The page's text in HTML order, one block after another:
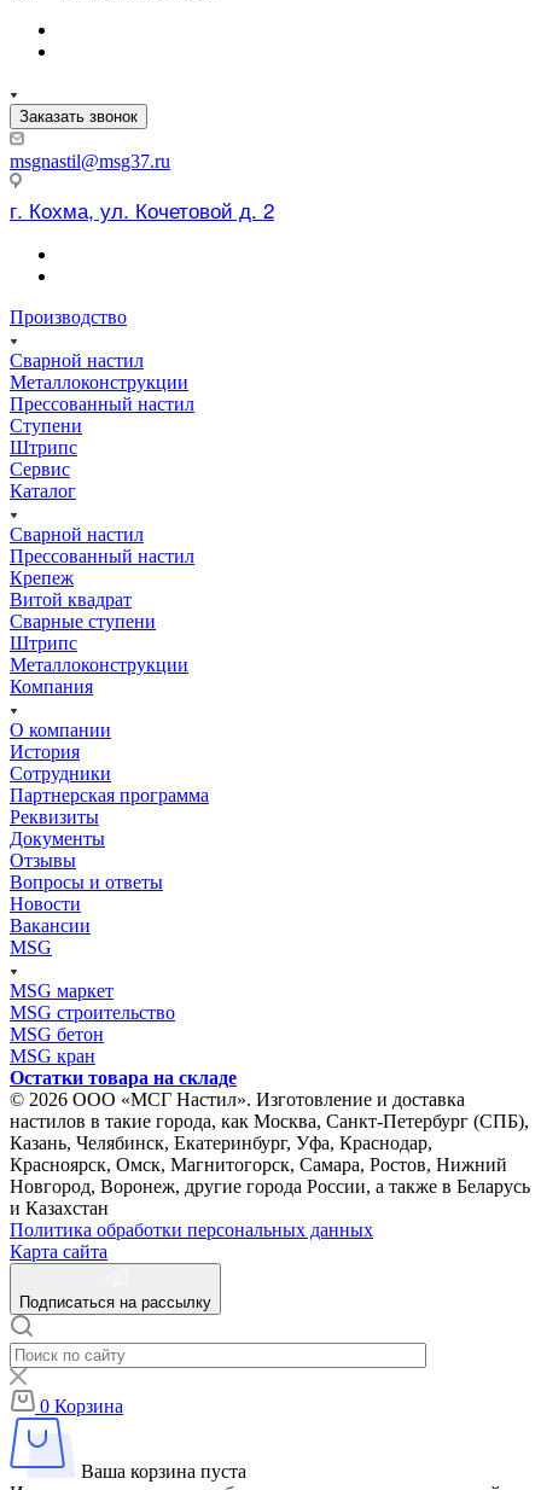
Заказать звонок
msgnastil@msg37.ru
г. Кохма, ул. Кочетовой д. 2
Производство
Сварной настил
Металлоконструкции
Прессованный настил
Ступени
Штрипс
Сервис
Каталог
Сварной настил
Прессованный настил
Крепеж
Витой квадрат
Сварные ступени
Штрипс
Металлоконструкции
Компания
О компании
История
Сотрудники
Партнерская программа
Реквизиты
Документы
Отзывы
Вопросы и ответы
Новости
Вакансии
MSG
MSG маркет
MSG строительство
MSG бетон
MSG кран
Остатки товара на складе
© 2026 ООО «МСГ Настил». Изготовление и доставка
настилов в такие города, как Москва, Санкт-Петербург (СПБ),
Казань, Челябинск, Екатеринбург, Уфа, Краснодар,
Красноярск, Омск, Магнитогорск, Самара, Ростов, Нижний
Новгород, Воронеж, другие города России, а также в Беларусь
и Казахстан
Политика обработки персональных данных
Карта сайта
Подписаться на рассылку
0 Корзина
Ваша корзина пуста